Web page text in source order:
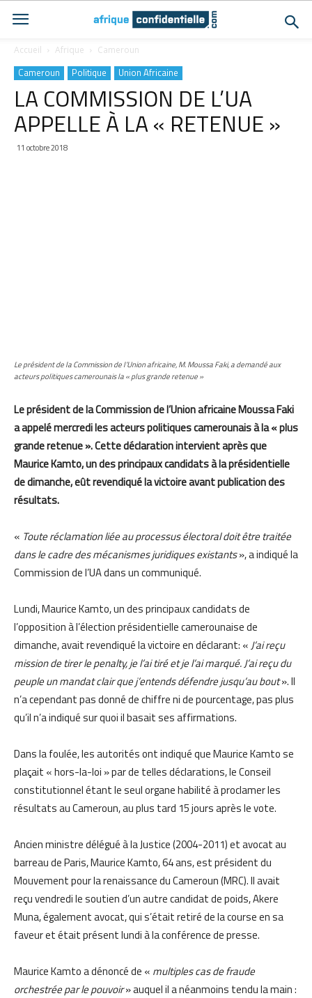
Accueil Afrique Cameroun
Cameroun Politique Union Africaine
LA COMMISSION DE L’UA
APPELLE À LA « RETENUE »
11 octobre 2018
Le président de la Commission de l’Union africaine, M. Moussa Faki, a demandé aux
acteurs politiques camerounais la « plus grande retenue »
Le président de la Commission de l’Union africaine Moussa Faki
a appelé mercredi les acteurs politiques camerounais à la « plus
grande retenue ». Cette déclaration intervient après que
Maurice Kamto, un des principaux candidats à la présidentielle
de dimanche, eût revendiqué la victoire avant publication des
résultats.
« Toute réclamation liée au processus électoral doit être traitée
dans le cadre des mécanismes juridiques existants», a indiqué la
Commission de l’UA dans un communiqué.
Lundi, Maurice Kamto, un des principaux candidats de
l’opposition à l’élection présidentielle camerounaise de
dimanche, avait revendiqué la victoire en déclarant: «J’ai reçu
mission de tirer le penalty, je l’ai tiré et je l’ai marqué. J’ai reçu du
peuple un mandat clair que j’entends défendre jusqu’au bout». Il
n’a cependant pas donné de chiffre ni de pourcentage, pas plus
qu’il n’a indiqué sur quoi il basait ses affirmations.
Dans la foulée, les autorités ont indiqué que Maurice Kamto se
plaçait « hors-la-loi » par de telles déclarations, le Conseil
constitutionnel étant le seul organe habilité à proclamer les
résultats au Cameroun, au plus tard 15 jours après le vote.
Ancien ministre délégué à la Justice (2004-2011) et avocat au
barreau de Paris, Maurice Kamto, 64 ans, est président du
Mouvement pour la renaissance du Cameroun (MRC). Il avait
reçu vendredi le soutien d’un autre candidat de poids, Akere
Muna, également avocat, qui s’était retiré de la course en sa
faveur et était présent lundi à la conférence de presse.
Maurice Kamto a dénoncé de « multiples cas de fraude
orchestrée par le pouvoir» auquel il a néanmoins tendu la main :